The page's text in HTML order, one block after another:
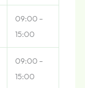
09:00 –
15:00
09:00 –
15:00